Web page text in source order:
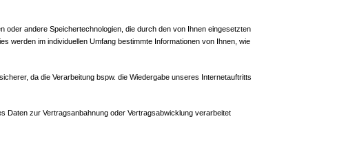
andere Speichertechnologien, die durch den von Ihnen eingesetzten
werden im individuellen Umfang bestimmte Informationen von Ihnen, wie
da die Verarbeitung bspw. die Wiedergabe unseres Internetauftritts
Daten zur Vertragsanbahnung oder Vertragsabwicklung verarbeitet